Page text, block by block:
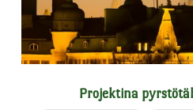
Projektina